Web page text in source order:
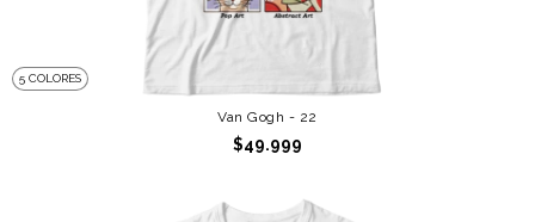
5 COLORES
Van Gogh - 22
$49.999